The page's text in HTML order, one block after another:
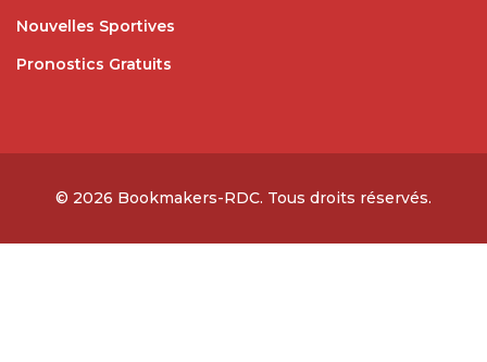
Nouvelles Sportives
Pronostics Gratuits
© 2026 Bookmakers-RDC. Tous droits réservés.